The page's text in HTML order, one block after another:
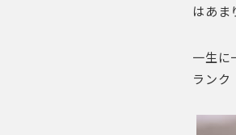
はあま
一生に
ランク